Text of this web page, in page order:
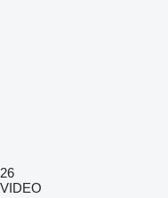
26
VIDEO